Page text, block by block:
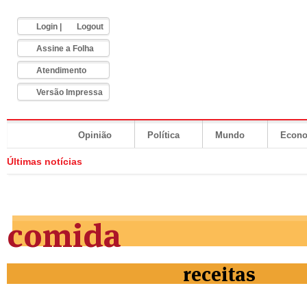
Login Logout
Assine a Folha
Atendimento
Versão Impressa
Opinião Política Mundo
Últimas notícias
comida
receitas